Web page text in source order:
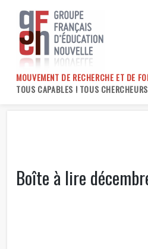
content
MOUVEMENT DE RECHERCHE ET DE
TOUS CAPABLES ! TOUS
Boîte à lire